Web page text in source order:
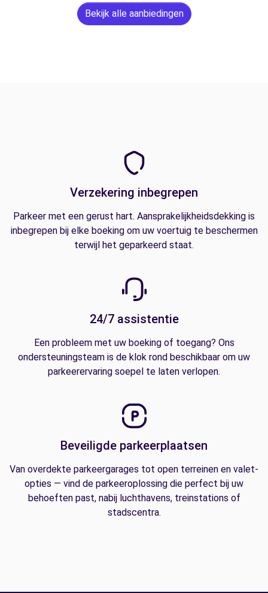
Bekijk alle aanbiedingen
Verzekering inbegrepen
Parkeer met een gerust hart. Aansprakelijkheidsdekking is
inbegrepen bij elke boeking om uw voertuig te beschermen
terwijl het geparkeerd staat.
24/7 assistentie
Een probleem met uw boeking of toegang? Ons
ondersteuningsteam is de klok rond beschikbaar om uw
parkeerervaring soepel te laten verlopen.
Beveiligde parkeerplaatsen
Van overdekte parkeergarages tot open terreinen en valet-
opties — vind de parkeeroplossing die perfect bij uw
behoeften past, nabij luchthavens, treinstations of
stadscentra.